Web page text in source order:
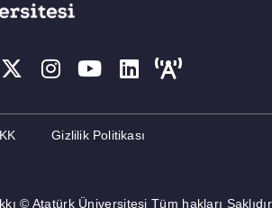
Gizlilik Politikası
© Atatürk Üniversitesi Tüm hakları Saklıdır